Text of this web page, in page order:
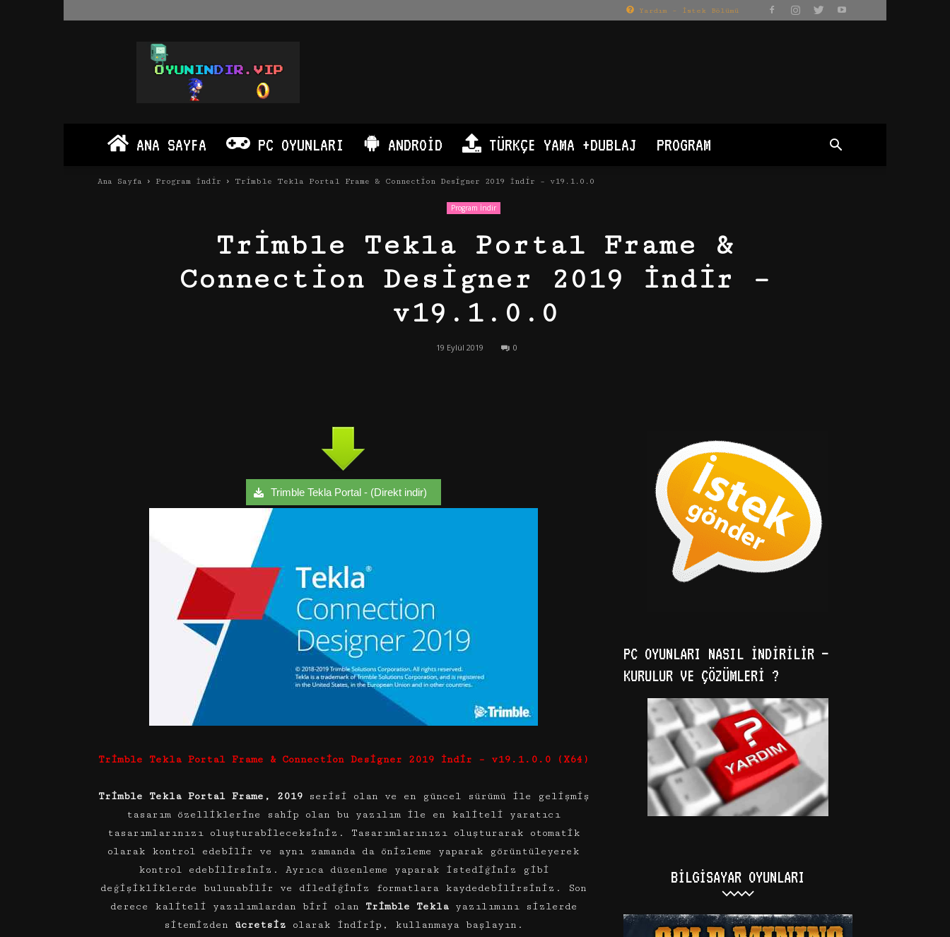
Yardım – İstek Bölümü
Oyun
İndir
PC
Android
ANA SAYFA PC OYUNLARI ANDROID TÜRKÇE YAMA +DUBLAJ PROGRAM
Ana Sayfa Program İndir Trimble Tekla Portal Frame & Connection Designer 2019 İndir – v19.1.0.0
Program İndir
Trimble Tekla Portal Frame &
Connection Designer 2019 İndir –
v19.1.0.0
19 Eylül 2019 0
Trimble Tekla Portal - (Direkt indir)
Trimble Tekla Portal Frame & Connection Designer 2019 İndir – v19.1.0.0 (X64)
Trimble Tekla Portal Frame, 2019serisi olan ve en güncel sürümü ile gelişmiş
tasarım özelliklerine sahip olan bu yazılım ile en kaliteli yaratıcı
tasarımlarınızı oluşturabileceksiniz. Tasarımlarınızı oluşturarak otomatik
olarak kontrol edebilir ve aynı zamanda da önizleme yaparak görüntüleyerek
kontrol edebilirsiniz. Ayrıca düzenleme yaparak istediğiniz gibi
değişikliklerde bulunabilir ve dilediğiniz formatlara kaydedebilirsiniz. Son
derece kaliteli yazılımlardan biri olan Trimble Teklayazılımını sizlerde
sitemizden ücretsiz olarak indirip, kullanmaya başlayın.
PC OYUNLARI NASIL İNDIRILIR –
KURULUR VE ÇÖZÜMLERI ?
BILGISAYAR OYUNLARI